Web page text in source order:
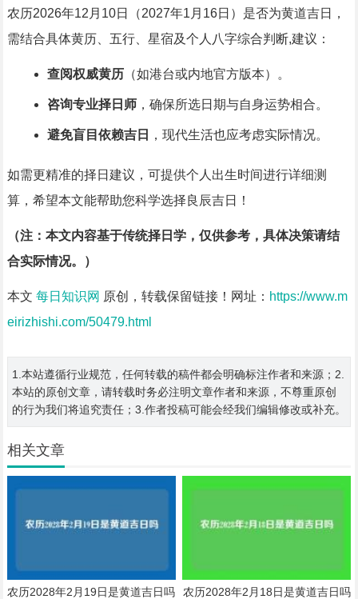
农历2026年12月10日（2027年1月16日）是否为黄道吉日，
需结合具体黄历、五行、星宿及个人八字综合判断,建议：
查阅权威黄历（如港台或内地官方版本）。
咨询专业择日师，确保所选日期与自身运势相合。
避免盲目依赖吉日 ，现代生活也应考虑实际情况。
如需更精准的择日建议，可提供个人出生时间进行详细测
算，希望本文能帮助您科学选择良辰吉日！
（注：本文内容基于传统择日学，仅供参考，具体决策请结
合实际情况。）
本文 每日知识网 原创，转载保留链接！网址： https://www.m
eirizhishi.com/50479.html
1.本站遵循行业规范，任何转载的稿件都会明确标注作者和来源；2.
本站的原创文章，请转载时务必注明文章作者和来源，不尊重原创
的行为我们将追究责任；3.作者投稿可能会经我们编辑修改或补充。
相关文章
农历2028年2月19日是黄道吉日吗 农历2028年2月18日是黄道吉日吗